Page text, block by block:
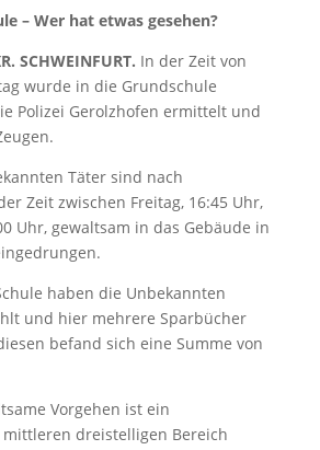
– Wer hat etwas gesehen?
SCHWEINFURT. In der Zeit von
wurde in die Grundschule
Polizei Gerolzhofen ermittelt und
Täter sind nach
Zeit zwischen Freitag, 16:45 Uhr,
Uhr, gewaltsam in das Gebäude in
haben die Unbekannten
und hier mehrere Sparbücher
befand sich eine Summe von
Vorgehen ist ein
mittleren dreistelligen Bereich